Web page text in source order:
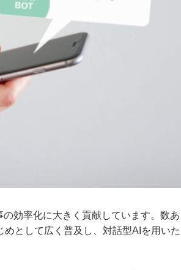
効率化に大きく貢献しています。数あ
として広く普及し、対話型AIを用いた